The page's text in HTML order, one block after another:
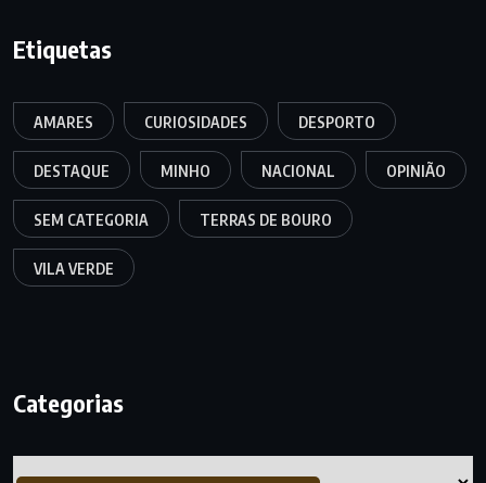
Etiquetas
AMARES CURIOSIDADES DESPORTO
DESTAQUE MINHO NACIONAL OPINIÃO
SEM CATEGORIA TERRAS DE BOURO
VILA VERDE
Categorias